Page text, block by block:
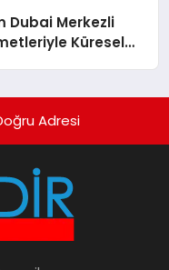
Dubai Merkezli
Küresel
Adresi